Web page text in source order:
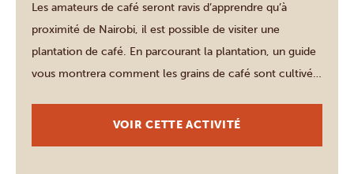
Les amateurs de café seront ravis d’apprendre qu’à
proximité de Nairobi, il est possible de visiter une
plantation de café. En parcourant la plantation, un guide
vous montrera comment les grains de café sont cultivés,
dans les magnifiques jardins de la plantation, où vous
VOIR CETTE ACTIVITÉ